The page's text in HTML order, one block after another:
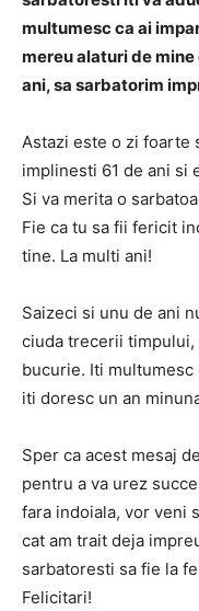
multumesc ca ai
mereu alaturi de
ani, sa sarbatorim
Astazi este o zi foarte
implinesti 61 de ani si
Si va merita o
Fie ca tu sa fii fericit
tine. La multi ani!
Saizeci si unu de ani
ciuda trecerii
bucurie. Iti
iti doresc un an
Sper ca acest mesaj
pentru a va urez
fara indoiala, vor veni
cat am trait deja
sarbatoresti sa fie la
Felicitari!